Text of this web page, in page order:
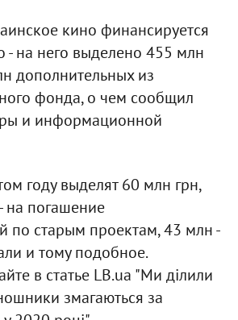
кино финансируется
- на него выделено 455 млн
дополнительных из
фонда, о чем сообщил
и информационной
году выделят 60 млн грн,
на погашение
по старым проектам, 43 млн -
и тому подобное.
в статье LB.ua "Ми ділили
змагаються за